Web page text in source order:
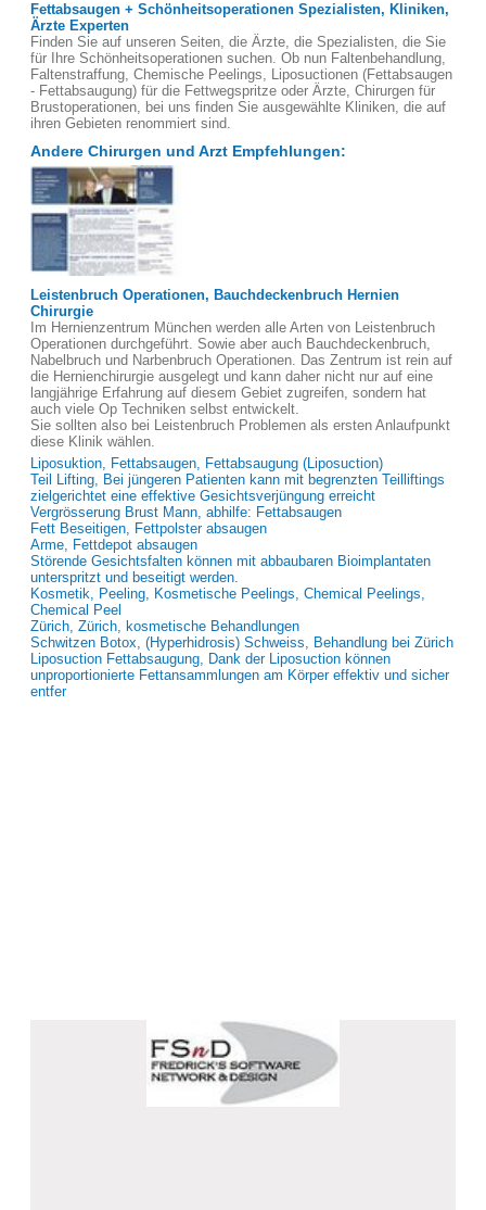
Fettabsaugen + Schönheitsoperationen Spezialisten, Kliniken,
Ärzte Experten
Finden Sie auf unseren Seiten, die Ärzte, die Spezialisten, die Sie
für Ihre Schönheitsoperationen suchen. Ob nun Faltenbehandlung,
Faltenstraffung, Chemische Peelings, Liposuctionen (Fettabsaugen
- Fettabsaugung) für die Fettwegspritze oder Ärzte, Chirurgen für
Brustoperationen, bei uns finden Sie ausgewählte Kliniken, die auf
ihren Gebieten renommiert sind.
Andere Chirurgen und Arzt Empfehlungen:
Leistenbruch Operationen, Bauchdeckenbruch Hernien
Chirurgie
Im Hernienzentrum München werden alle Arten von Leistenbruch
Operationen durchgeführt. Sowie aber auch Bauchdeckenbruch,
Nabelbruch und Narbenbruch Operationen. Das Zentrum ist rein auf
die Hernienchirurgie ausgelegt und kann daher nicht nur auf eine
langjährige Erfahrung auf diesem Gebiet zugreifen, sondern hat
auch viele Op Techniken selbst entwickelt.
Sie sollten also bei Leistenbruch Problemen als ersten Anlaufpunkt
diese Klinik wählen.
Liposuktion, Fettabsaugen, Fettabsaugung (Liposuction)
Teil Lifting, Bei jüngeren Patienten kann mit begrenzten Teilliftings
zielgerichtet eine effektive Gesichtsverjüngung erreicht
Vergrösserung Brust Mann, abhilfe: Fettabsaugen
Fett Beseitigen, Fettpolster absaugen
Arme, Fettdepot absaugen
Störende Gesichtsfalten können mit abbaubaren Bioimplantaten
unterspritzt und beseitigt werden.
Kosmetik, Peeling, Kosmetische Peelings, Chemical Peelings,
Chemical Peel
Zürich, Zürich, kosmetische Behandlungen
Schwitzen Botox, (Hyperhidrosis) Schweiss, Behandlung bei Zürich
Liposuction Fettabsaugung, Dank der Liposuction können
unproportionierte Fettansammlungen am Körper effektiv und sicher
entfer